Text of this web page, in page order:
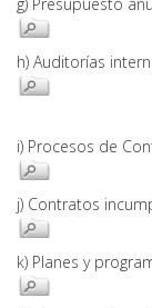
h) Auditorías
i) Procesos de
j) Contratos
k) Planes y